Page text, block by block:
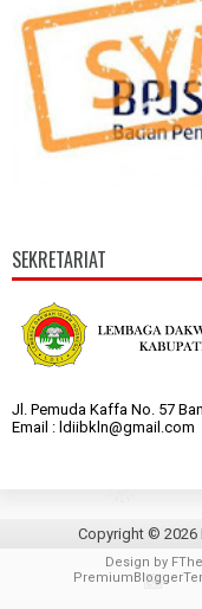
SEKRETARIAT
Jl. Pemuda Kaffa No. 57
Email : ldiibkln@gmail.com
Copyright © 2026
Design by